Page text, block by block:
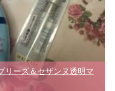
リーズ＆セザンヌ透明マ